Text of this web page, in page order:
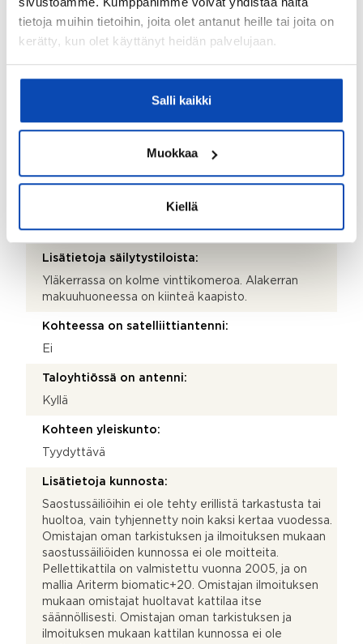
tietoja muihin tietoihin, joita olet antanut heille tai joita on
kerätty, kun olet käyttänyt heidän palvelujaan.
Salli kaikki
Muokkaa
Kiellä
Varaava takka
Parveke:
Terassilla on osittain markiisi. Terassilla on uima-allas,
jossa on irrallinen lämmityspumppu.
Vinttikomero
Lisätietoja säilytystiloista:
Yläkerrassa on kolme vinttikomeroa. Alakerran
makuuhuoneessa on kiinteä kaapisto.
Kohteessa on satelliittiantenni:
Ei
Taloyhtiössä on antenni:
Kyllä
Kohteen yleiskunto:
Tyydyttävä
Lisätietoja kunnosta:
Saostussäiliöihin ei ole tehty erillistä tarkastusta tai
huoltoa, vain tyhjennetty noin kaksi kertaa vuodessa.
Omistajan oman tarkistuksen ja ilmoituksen mukaan
saostussäiliöiden kunnossa ei ole moitteita.
Pellettikattila on valmistettu vuonna 2005, ja on
mallia Ariterm biomatic+20. Omistajan ilmoituksen
mukaan omistajat huoltavat kattilaa itse
säännöllisesti. Omistajan oman tarkistuksen ja
ilmoituksen mukaan kattilan kunnossa ei ole